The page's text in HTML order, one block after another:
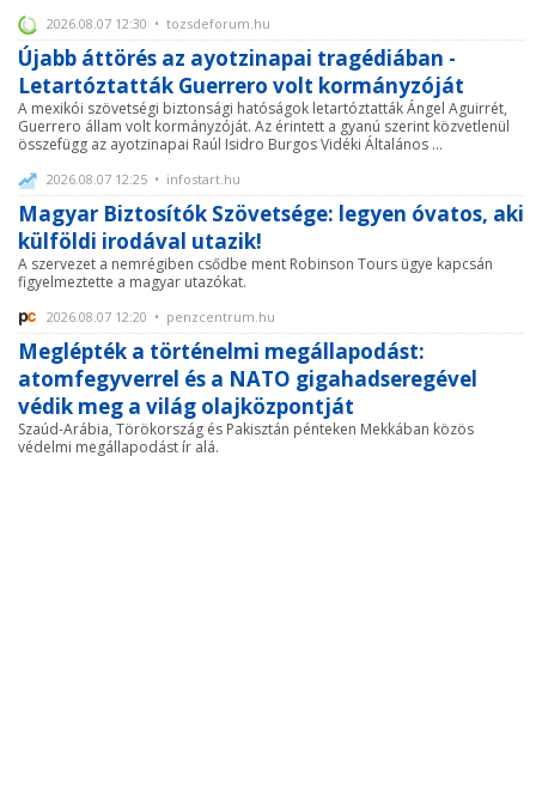
2026.08.07 12:30 • tozsdeforum.hu
Újabb áttörés az ayotzinapai tragédiában -
Letartóztatták Guerrero volt kormányzóját
A mexikói szövetségi biztonsági hatóságok letartóztatták Ángel Aguirrét,
Guerrero állam volt kormányzóját. Az érintett a gyanú szerint közvetlenül
összefügg az ayotzinapai Raúl Isidro Burgos Vidéki Általános ...
2026.08.07 12:25 • infostart.hu
Magyar Biztosítók Szövetsége: legyen óvatos, aki
külföldi irodával utazik!
A szervezet a nemrégiben csődbe ment Robinson Tours ügye kapcsán
figyelmeztette a magyar utazókat.
2026.08.07 12:20 • penzcentrum.hu
Meglépték a történelmi megállapodást:
atomfegyverrel és a NATO gigahadseregével
védik meg a világ olajközpontját
Szaúd-Arábia, Törökország és Pakisztán pénteken Mekkában közös
védelmi megállapodást ír alá.